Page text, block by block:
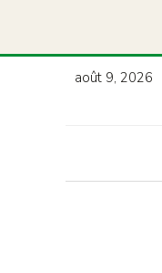
août 9, 2026